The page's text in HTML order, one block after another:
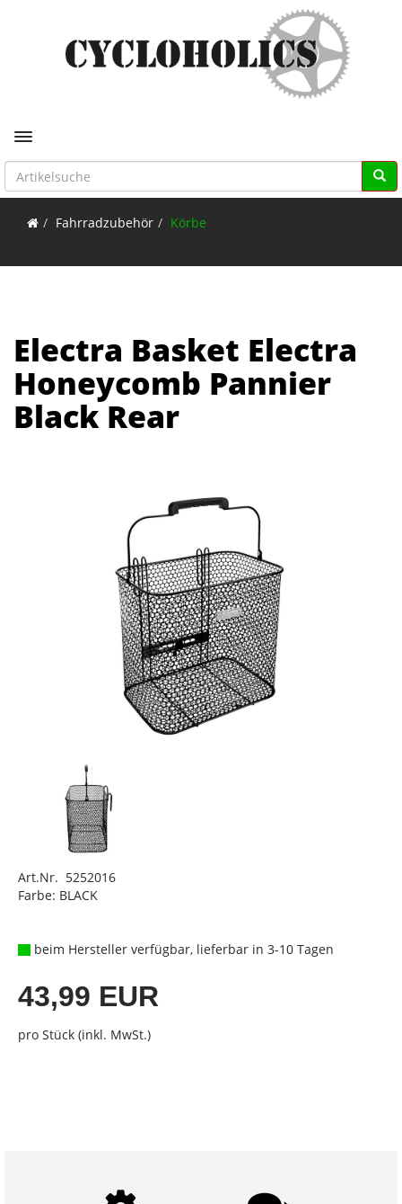
Toggle navigation
Fahrradzubehör Körbe
Electra Basket Electra
Honeycomb Pannier
Black Rear
Art.Nr. 5252016
Farbe: BLACK
beim Hersteller verfügbar, lieferbar in 3-10 Tagen
43,99 EUR
pro Stück (inkl. MwSt.)